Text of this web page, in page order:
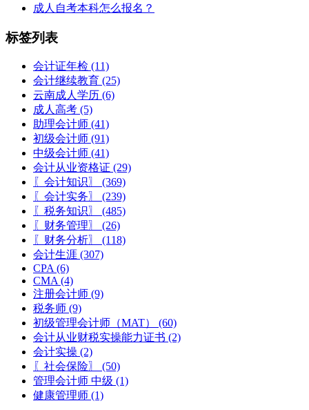
成人自考本科怎么报名？
标签列表
会计证年检 (11)
会计继续教育 (25)
云南成人学历 (6)
成人高考 (5)
助理会计师 (41)
初级会计师 (91)
中级会计师 (41)
会计从业资格证 (29)
〖会计知识〗
(369)
〖会计实务〗
(239)
〖税务知识〗
(485)
〖财务管理〗
(26)
〖财务分析〗
(118)
会计生涯 (307)
CPA (6)
CMA (4)
注册会计师 (9)
税务师 (9)
初级管理会计师（MAT）
(60)
会计从业财税实操能力证书 (2)
会计实操 (2)
〖社会保险〗
(50)
管理会计师 中级 (1)
健康管理师 (1)